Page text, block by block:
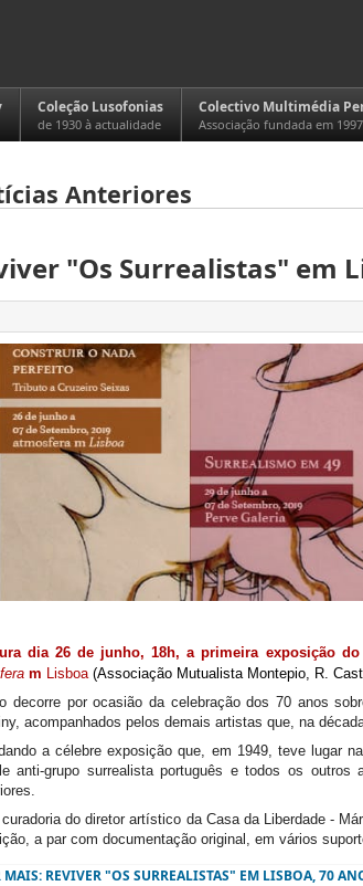
Coleção Lusofonias
de 1930 à actualidade
Colectivo Multimédia
Associação fundada em 1997
Anteriores
"Os Surrealistas" em
dia 26 de junho, 18h, a primeira exposição
m Lisboa (Associação Mutualista Montepio, R.
decorre por ocasião da celebração dos 70 anos
acompanhados pelos demais artistas que, na
a célebre exposição que, em 1949, teve lugar
anti-grupo surrealista português e todos os
do diretor artístico da Casa da Liberdade -
a par com documentação original, em vários
MAIS: REVIVER "OS SURREALISTAS" EM LISBOA, 70